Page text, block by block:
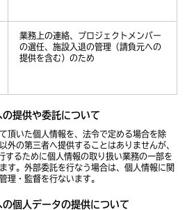
業務上の連絡、プロジェクトメンバー
の選任、施設入退の管理（請負元への
提供を含む）のため
提供や委託について
頂いた個人情報を、法令で定める場合を除
外の第三者へ提供することはありませんが、
するために個人情報の取り扱い業務の一部を
す。外部委託を行なう場合は、個人情報に関
理・監督を行ないます。
個人データの提供について